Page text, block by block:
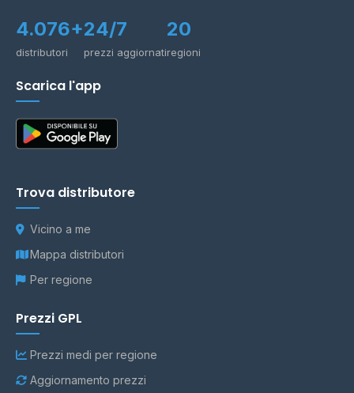
4.076+
distributori
24/7
prezzi aggiornati
20
regioni
Scarica l'app
Trova distributore
Vicino a me
Mappa distributori
Per regione
Prezzi GPL
Prezzi medi per regione
Aggiornamento prezzi